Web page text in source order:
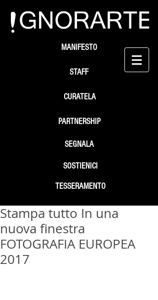
STAFF
SEGNALA
SOSTIENICI
MANIFESTO
PARTNERSHIP
TESSERAMENTO
CURATELA
Stampa tutto In una
nuova finestra
FOTOGRAFIA EUROPEA
2017